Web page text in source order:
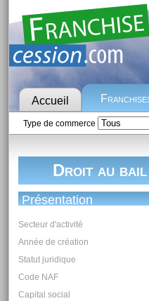
Accueil
Type de commerce
Droit au bail
Présentation
Secteur d'activité
Année de création
Statut juridique
Code NAF
Capital social